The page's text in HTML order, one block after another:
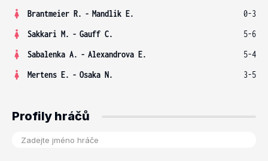
Brantmeier R. - Mandlik E.
0-3
Sakkari M. - Gauff C.
5-6
Sabalenka A. - Alexandrova E.
5-4
Mertens E. - Osaka N. 3-5
Profily hráčů